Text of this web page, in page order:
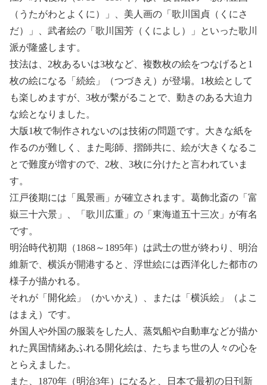
（うたがわとよくに）」、美人画の「歌川国貞（くにさ
だ）」、武者絵の「歌川国芳（くによし）」といった歌川
派が隆盛します。
技法は、2枚あるいは3枚など、複数枚の絵をつなげると1
枚の絵になる「続絵」（つづきえ）が登場。1枚絵として
も楽しめますが、3枚が繫がることで、動きのある大迫力
な絵となりました。
大版1枚で制作されないのは技術の問題です。大きな紙を
作るのが難しく、また彫師、摺師共に、絵が大きくなるこ
とで難度が増すので、2枚、3枚に分けたと言われていま
す。
江戸後期には「風景画」が確立されます。葛飾北斎の「富
嶽三十六景」、「歌川広重」の「東海道五十三次」が有名
です。
明治時代初期（1868～1895年）は武士の世が終わり、明治
維新で、横浜が開港すると、浮世絵には西洋化した都市の
様子が描かれる。
それが「開化絵」（かいかえ）、または「横浜絵」（よこ
はまえ）です。
外国人や外国の服装をした人、蒸気船や自動車などが描か
れた異国情緒あふれる開化絵は、たちまち世の人々の心を
とらえました。
また、1870年（明治3年）になると、日本で最初の日刊新